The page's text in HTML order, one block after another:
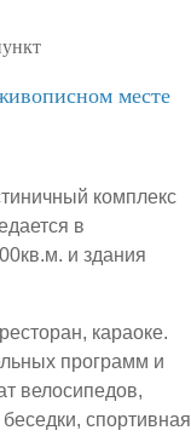
месте
комплекс
в
и здания
караоке.
программ и
велосипедов,
спортивная